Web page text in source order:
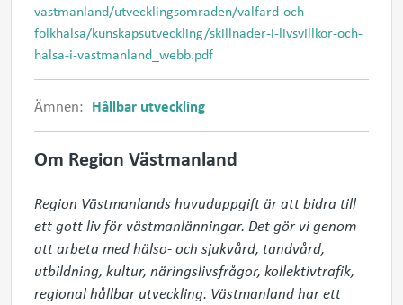
vastmanland/utvecklingsomraden/valfard-och-
folkhalsa/kunskapsutveckling/skillnader-i-livsvillkor-och-
halsa-i-vastmanland_webb.pdf
Ämnen: Hållbar utveckling
Om Region Västmanland
Region Västmanlands huvuduppgift är att bidra till
ett gott liv för västmanlänningar. Det gör vi genom
att arbeta med hälso- och sjukvård, tandvård,
utbildning, kultur, näringslivsfrågor, kollektivtrafik,
regional hållbar utveckling. Västmanland har ett